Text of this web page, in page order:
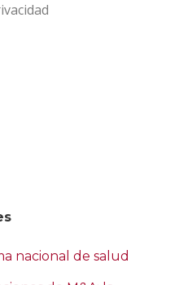
nacional de salud